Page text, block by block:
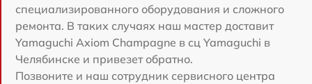
специализированного оборудования и сложного
ремонта. В таких случаях наш мастер доставит
Yamaguchi Axiom Champagne в сц Yamaguchi в
Челябинске и привезет обратно.
Позвоните и наш сотрудник сервисного центра